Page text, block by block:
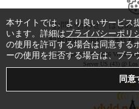
お問い合わせ はじめ
利用規約
商標・著作権
Copyright © 1999-2026 Vivid
Server US (43) @
本サイトでは、より良いサービス
います。詳細はプライバシーポリ
の使用を許可する場合は同意する
ーの使用を拒否する場合は、ブラ